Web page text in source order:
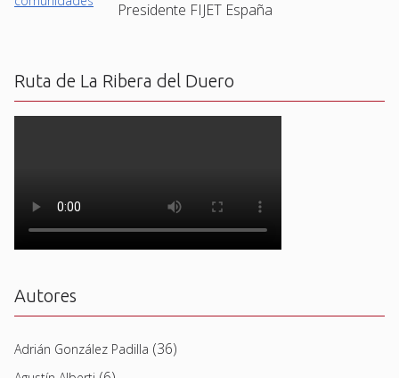
Presidente FIJET España
Ruta de La Ribera del Duero
Autores
Adrián González Padilla (36)